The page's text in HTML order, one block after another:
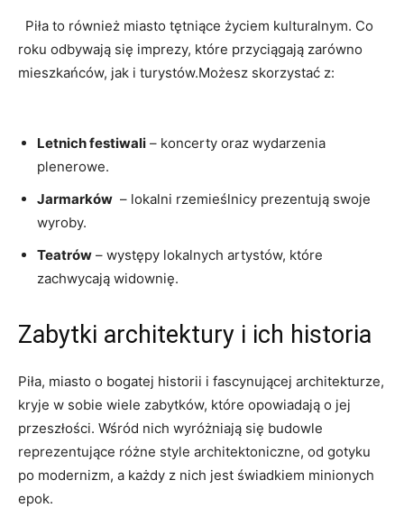
⁢ ‌ Piła to również miasto⁣ tętniące życiem kulturalnym. Co
roku odbywają⁣ się imprezy, ‌które przyciągają zarówno
mieszkańców, jak‌ i turystów.Możesz skorzystać z:
Letnich⁤ festiwali – koncerty‌ oraz wydarzenia
plenerowe.
Jarmarków ⁤ – lokalni rzemieślnicy prezentują swoje
wyroby.
Teatrów – występy lokalnych artystów, które‌
zachwycają ‍widownię.
Zabytki architektury i ich historia
Piła, miasto⁢ o bogatej historii⁣ i fascynującej architekturze,
kryje w sobie wiele zabytków, które opowiadają o jej
przeszłości. Wśród nich wyróżniają się ⁤budowle
reprezentujące ⁣różne style architektoniczne, od gotyku
po modernizm, a każdy z ​nich jest świadkiem minionych
epok.